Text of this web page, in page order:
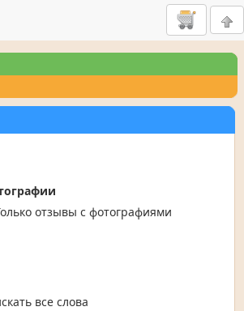
отзывы с фотографиями
все слова